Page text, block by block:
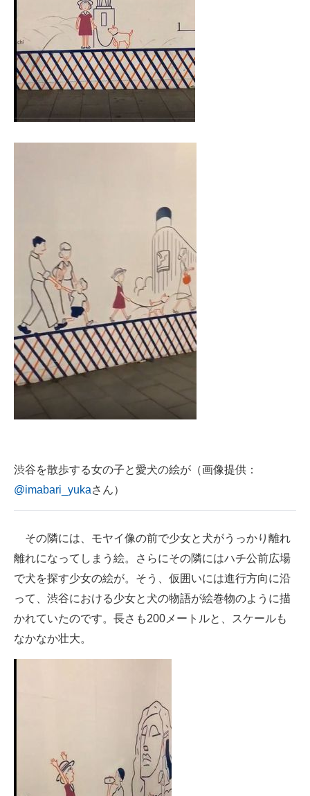
渋谷を散歩する女の子と愛犬の絵が（画像提供：
@imabari_yukaさん）
その隣には、モヤイ像の前で少女と犬がうっかり離れ
離れになってしまう絵。さらにその隣にはハチ公前広場
で犬を探す少女の絵が。そう、仮囲いには進行方向に沿
って、渋谷における少女と犬の物語が絵巻物のように描
かれていたのです。長さも200メートルと、スケールも
なかなか壮大。